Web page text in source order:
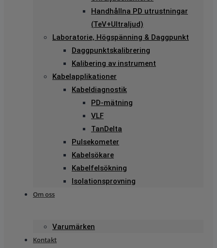
Handhållna PD utrustningar
(TeV+Ultraljud)
Laboratorie, Högspänning & Daggpunkt
Daggpunktskalibrering
Kalibering av instrument
Kabelapplikationer
Kabeldiagnostik
PD-mätning
VLF
TanDelta
Pulsekometer
Kabelsökare
Kabelfelsökning
Isolationsprovning
Om oss
Varumärken
Kontakt